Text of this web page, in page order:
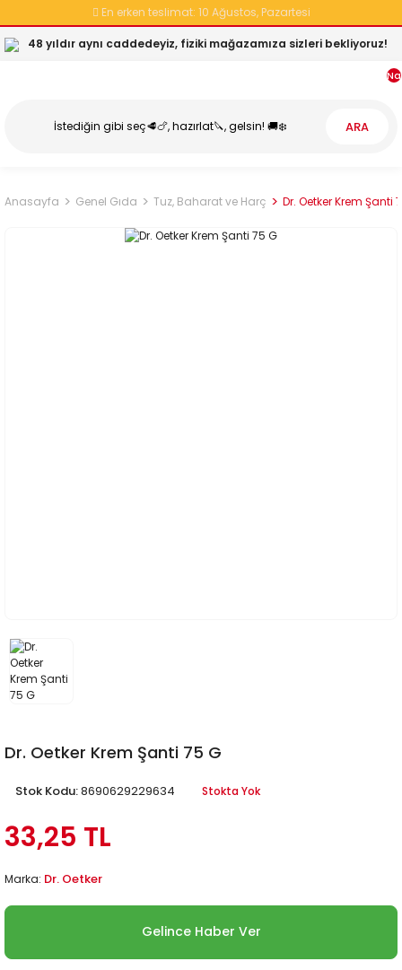
En erken teslimat: 10 Ağustos, Pazartesi
48 yıldır aynı caddedeyiz, fiziki mağazamıza sizleri bekliyoruz!
ARA
Anasayfa Genel Gıda Tuz, Baharat ve Harç Dr. Oetker Krem Şanti
Dr. Oetker Krem Şanti 75 G
Stok Kodu:8690629229634 Stokta Yok
33,25 TL
Marka: Dr. Oetker
Gelince Haber Ver